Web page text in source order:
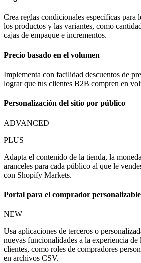
Crea reglas condicionales específicas para
los productos y las variantes, como
cajas de empaque e incrementos.
Precio basado en el volumen
Implementa con facilidad descuentos de
lograr que tus clientes B2B compren en
Personalización del sitio por público
ADVANCED
PLUS
Adapta el contenido de la tienda, la
aranceles para cada público al que le
con Shopify Markets.
Portal para el comprador personalizable
NEW
Usa aplicaciones de terceros o
nuevas funcionalidades a la experiencia de
clientes, como roles de compradores
en archivos CSV.